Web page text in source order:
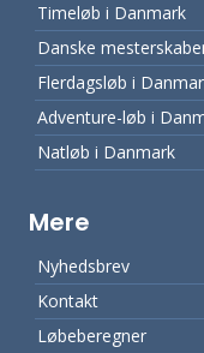
Timeløb i Danmark
Danske
Flerdagsløb i
Adventure-løb i
Natløb i Danmark
Mere
Nyhedsbrev
Kontakt
Løbeberegner